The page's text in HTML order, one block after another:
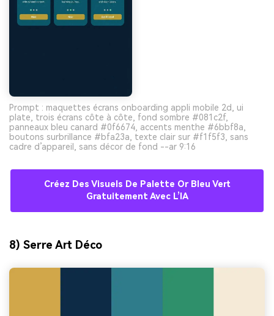
Prompt : maquettes écrans onboarding appli mobile 2d, ui
plate, trois écrans côte à côte, fond sombre #081c2f,
panneaux bleu canard #0f6674, accents menthe #6bbf8a,
boutons surbrillance #bfa23a, texte clair sur #f1f5f3, sans
cadre d’appareil, sans décor de fond --ar 9:16
Créez Des Visuels De Palette Or Bleu Vert
Gratuitement Avec L’IA
8) Serre Art Déco